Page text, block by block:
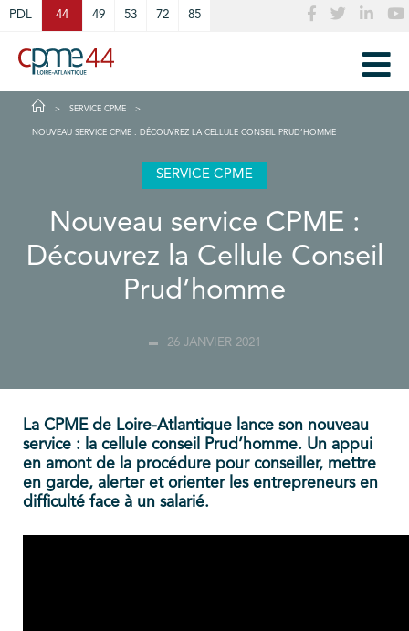
PDL 44 49 53 72 85
SERVICE CPME
NOUVEAU SERVICE CPME : DÉCOUVREZ LA CELLULE CONSEIL PRUD’HOMME
SERVICE CPME
Nouveau service CPME :
Découvrez la Cellule Conseil
Prud’homme
26 JANVIER 2021
La CPME de Loire-Atlantique lance son nouveau
service : la cellule conseil Prud’homme. Un appui
en amont de la procédure pour conseiller, mettre
en garde, alerter et orienter les entrepreneurs en
difficulté face à un salarié.
Cookies management panel